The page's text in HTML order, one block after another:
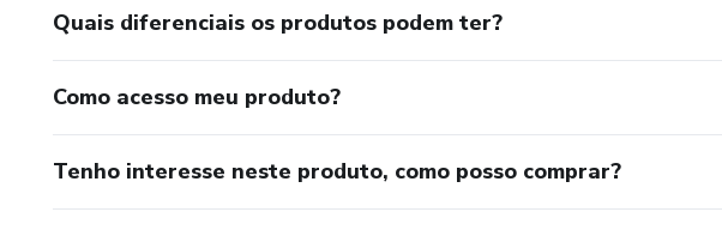
Quais diferenciais os produtos podem ter?
Como acesso meu produto?
Tenho interesse neste produto, como posso comprar?